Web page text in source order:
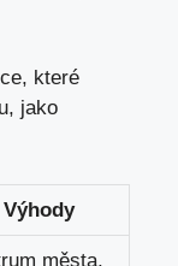
které
‌jako⁤
Výhody
města,